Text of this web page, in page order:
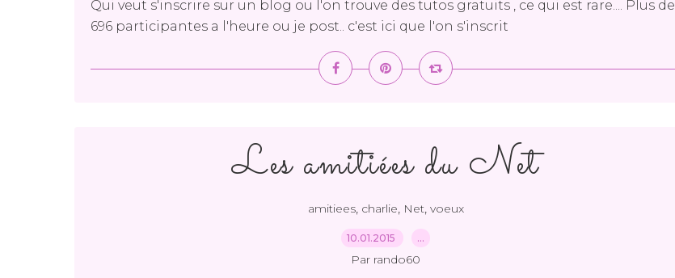
Qui veut s'inscrire sur un blog ou l'on trouve des tutos gratuits , ce qui est rare.... Plus de
696 participantes a l'heure ou je post.. c'est ici que l'on s'inscrit
Les amitiées du Net
amitiees, charlie, Net, voeux
10.01.2015 …
Par rando60